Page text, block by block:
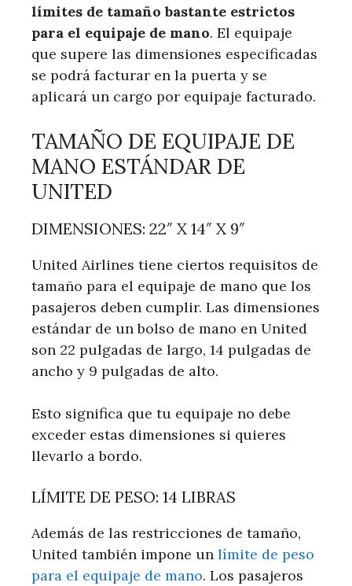
límites de tamaño bastante estrictos
para el equipaje de mano. El equipaje
que supere las dimensiones especificadas
se podrá facturar en la puerta y se
aplicará un cargo por equipaje facturado.
TAMAÑO DE EQUIPAJE DE
MANO ESTÁNDAR DE
UNITED
DIMENSIONES: 22″ X 14″ X 9″
United Airlines tiene ciertos requisitos de
tamaño para el equipaje de mano que los
pasajeros deben cumplir. Las dimensiones
estándar de un bolso de mano en United
son 22 pulgadas de largo, 14 pulgadas de
ancho y 9 pulgadas de alto.
Esto significa que tu equipaje no debe
exceder estas dimensiones si quieres
llevarlo a bordo.
LÍMITE DE PESO: 14 LIBRAS
Además de las restricciones de tamaño,
United también impone un límite de peso
para el equipaje de mano. Los pasajeros